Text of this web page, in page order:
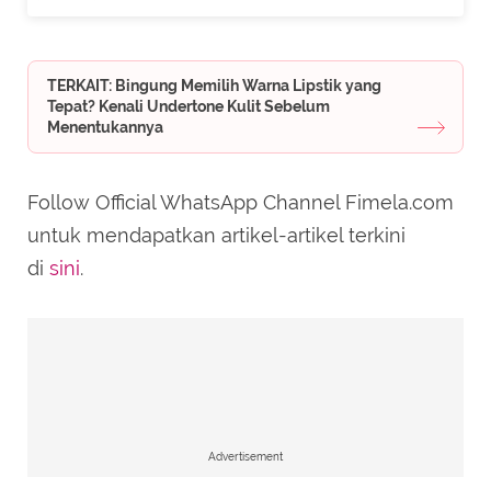
TERKAIT: Bingung Memilih Warna Lipstik yang
Tepat? Kenali Undertone Kulit Sebelum
Menentukannya
Follow Official WhatsApp Channel Fimela.com
untuk mendapatkan artikel-artikel terkini
di sini.
Advertisement